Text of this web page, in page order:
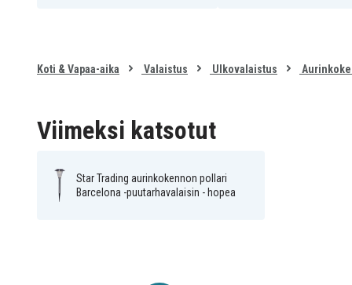
EAN / GTIN 7391482050892
Merkki
Väri
Koti & Vapaa-aika Valaistus Ulkovalaistus
Viimeksi katsotut
Star Trading aurinkokennon pollari
Barcelona -puutarhavalaisin - hopea